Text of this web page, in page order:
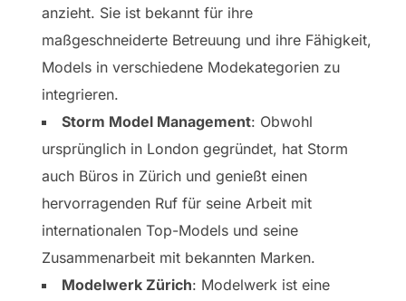
anzieht. Sie ist bekannt für ihre
maßgeschneiderte Betreuung und ihre Fähigkeit,
Models in verschiedene Modekategorien zu
integrieren.
Storm Model Management: Obwohl
ursprünglich in London gegründet, hat Storm
auch Büros in Zürich und genießt einen
hervorragenden Ruf für seine Arbeit mit
internationalen Top-Models und seine
Zusammenarbeit mit bekannten Marken.
Modelwerk Zürich: Modelwerk ist eine